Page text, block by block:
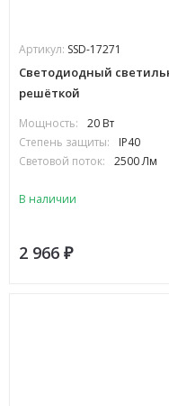
Артикул: SSD-17271
Светодиодный
решёткой
Мощность:
20 Вт
Степень защиты:
IP40
Световой поток:
2500 Лм
В наличии
2 966 ₽